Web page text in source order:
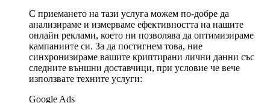
С приемането на тази услуга можем по-добре да
анализираме и измерваме ефективността на нашите
онлайн реклами, което ни позволява да оптимизираме
кампаниите си. За да постигнем това, ние
синхронизираме вашите криптирани лични данни със
следните външни доставчици, при условие че вече
използвате техните услуги:
Google Ads